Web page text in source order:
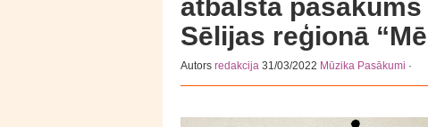
atbalsta
Sēlijas reģionā
Autors redakcija 31/03/2022 Mūzika Pasākumi ·